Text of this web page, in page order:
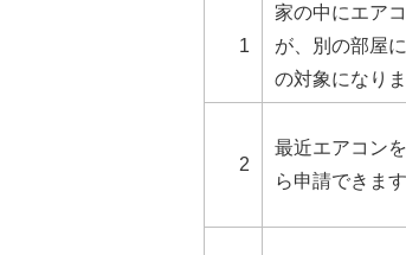
1
家の中にエア
が、別の部屋
の対象になりま
2
最近エアコン
ら申請できます